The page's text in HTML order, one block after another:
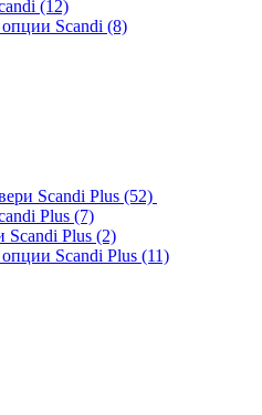
(12)
Scandi (8)
Scandi Plus (52)
Plus (7)
Scandi Plus (2)
Scandi Plus (11)